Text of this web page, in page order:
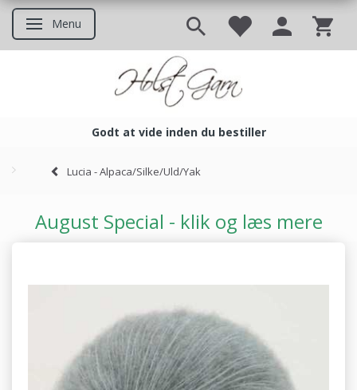
Skifte navigation
Menu
Godt at vide inden du bestiller
Lucia - Alpaca/Silke/Uld/Yak
August Special - klik og læs mere